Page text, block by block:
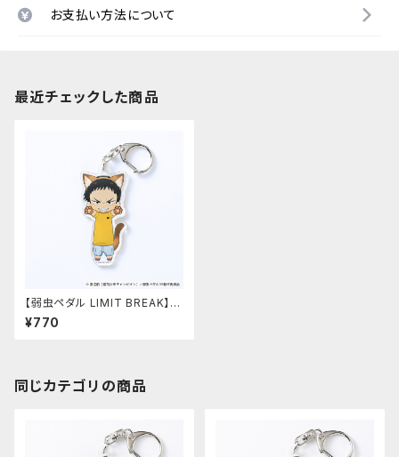
お支払い方法について
最近チェックした商品
【弱虫ペダル LIMIT BREAK】の
び猫アクリルキーホルダー 第
3弾（田所 迅）
¥770
同じカテゴリの商品